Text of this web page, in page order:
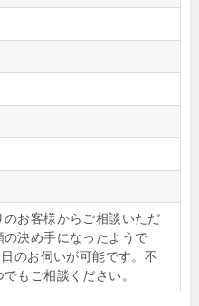
お客様からご相談いただ
決め手になったようで
のお伺いが可能です。不
もご相談ください。